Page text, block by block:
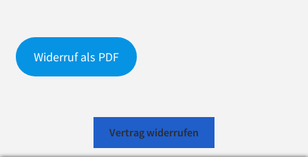
Widerruf als PDF
Vertrag widerrufen